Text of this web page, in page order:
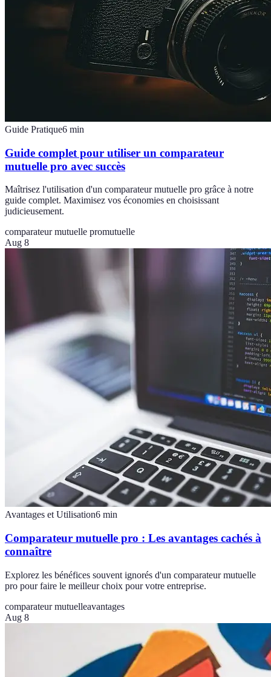
Guide Pratique6 min
Guide complet pour utiliser un comparateur
mutuelle pro avec succès
Maîtrisez l'utilisation d'un comparateur mutuelle pro grâce à notre
guide complet. Maximisez vos économies en choisissant
judicieusement.
comparateur mutuelle promutuelle
Aug 8
Avantages et Utilisation6 min
Comparateur mutuelle pro : Les avantages cachés à
connaître
Explorez les bénéfices souvent ignorés d'un comparateur mutuelle
pro pour faire le meilleur choix pour votre entreprise.
comparateur mutuelleavantages
Aug 8